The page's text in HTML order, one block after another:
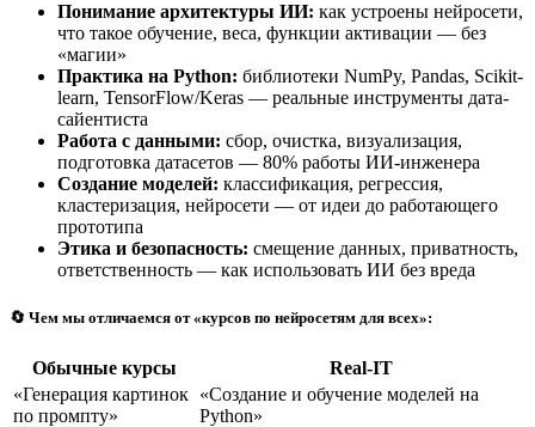
Понимание архитектуры ИИ: как устроены нейросети,
что такое обучение, веса, функции активации — без
«магии»
Практика на Python: библиотеки NumPy, Pandas, Scikit-
learn, TensorFlow/Keras — реальные инструменты дата-
сайентиста
Работа с данными: сбор, очистка, визуализация,
подготовка датасетов — 80% работы ИИ-инженера
Создание моделей: классификация, регрессия,
кластеризация, нейросети — от идеи до работающего
прототипа
Этика и безопасность: смещение данных, приватность,
ответственность — как использовать ИИ без вреда
🔄 Чем мы отличаемся от «курсов по нейросетям для всех»:
Обычные курсы
Real-IT
«Генерация картинок
по промпту»
«Создание и обучение моделей на
Python»